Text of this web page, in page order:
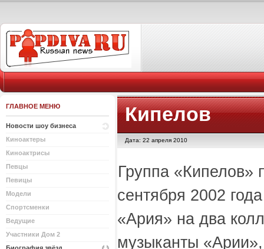
ГЛАВНОЕ МЕНЮ
Новости шоу бизнеса
Киноактеры
Киноактрисы
Певцы
Певицы
Модели
Спортсменки
Ведущие
Участники Дом 2
Кипелов
Дата: 22 апреля 2010
Группа «Кипелов»
сентября 2002
«Ария» на два
музыканты